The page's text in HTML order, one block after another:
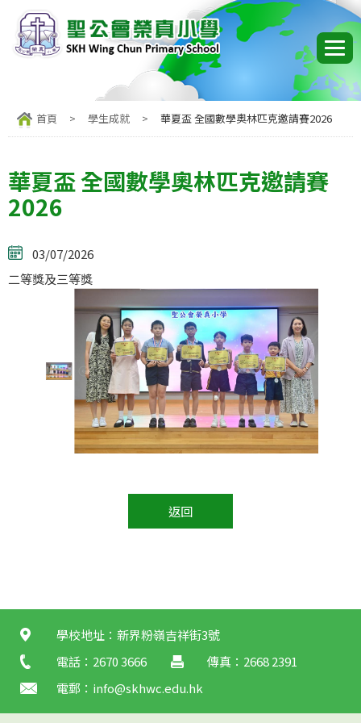
首頁 > 學生成就 > 華夏盃 全國數學奧林匹克邀請賽2026
華夏盃 全國數學奧林匹克邀請賽
2026
03/07/2026
二等獎及三等獎
返回
學校地址：新界粉嶺吉祥街3號
電話：2670 3666
傳真：2668 2391
電郵： info@skhwc.edu.hk